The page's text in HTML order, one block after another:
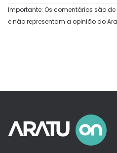
Importante: Os comentários são
e não representam a opinião do